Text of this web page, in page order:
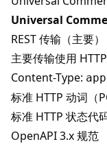
Universal
REST 传输（主要）
主要传输使用
Content-Type:
标准 HTTP 动词（
标准 HTTP 状态代
OpenAPI 3.x 规范